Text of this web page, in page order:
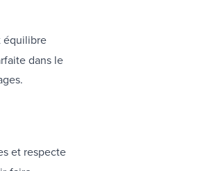
équilibre
dans le
et respecte